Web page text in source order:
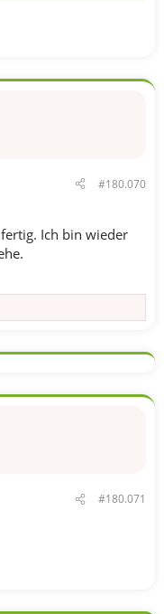
#180.070
Ich bin wieder
#180.071